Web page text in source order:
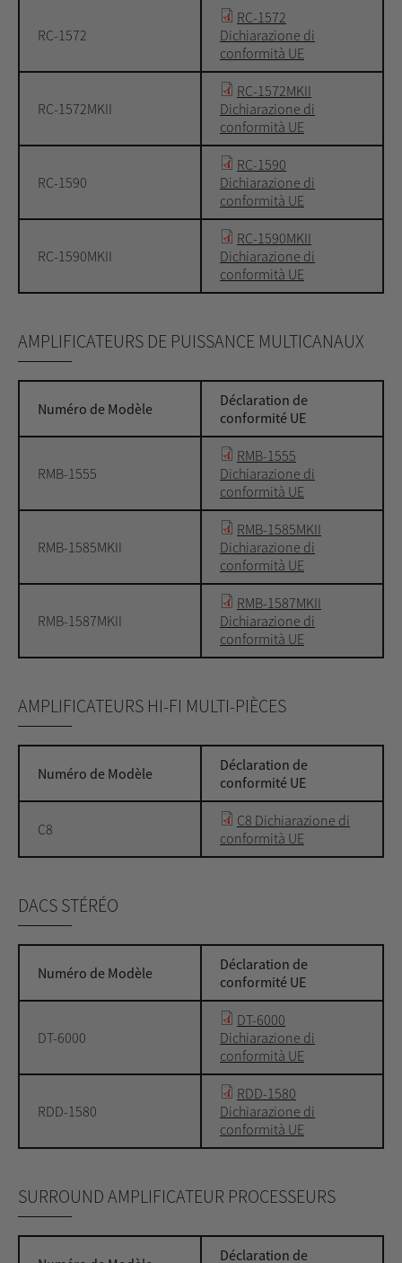
RC-1572
RC-1572
Dichiarazione di
conformità UE
RC-1572MKII
RC-1572MKII
Dichiarazione di
conformità UE
RC-1590
RC-1590
Dichiarazione di
conformità UE
RC-1590MKII
RC-1590MKII
Dichiarazione di
conformità UE
AMPLIFICATEURS DE PUISSANCE MULTICANAUX
Numéro de Modèle
Déclaration de
conformité UE
RMB-1555
RMB-1555
Dichiarazione di
conformità UE
RMB-1585MKII
RMB-1585MKII
Dichiarazione di
conformità UE
RMB-1587MKII
RMB-1587MKII
Dichiarazione di
conformità UE
AMPLIFICATEURS HI-FI MULTI-PIÈCES
Numéro de Modèle
Déclaration de
conformité UE
C8
C8 Dichiarazione di
conformità UE
DACS STÉRÉO
Numéro de Modèle
Déclaration de
conformité UE
DT-6000
DT-6000
Dichiarazione di
conformità UE
RDD-1580
RDD-1580
Dichiarazione di
conformità UE
SURROUND AMPLIFICATEUR PROCESSEURS
Déclaration de